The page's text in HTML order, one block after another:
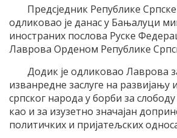
Предсједник Републике
одликовао је данас у Бањалуци
иностраних послова Руске
Лаврова Орденом Републике
Додик је одликовао Лаврова
изванредне заслуге на развијању
српског народа у борби за
као и за изузетно значајан
политичких и пријатељских